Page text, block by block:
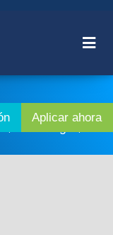
Tecnología,